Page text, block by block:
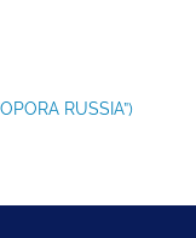
RUSSIA”)